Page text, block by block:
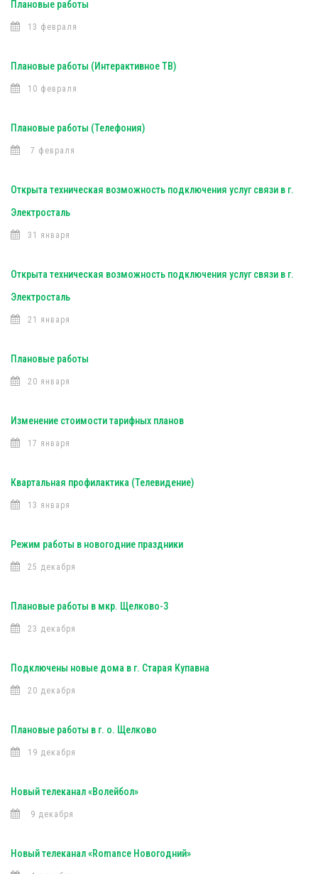
Плановые работы
13 февраля
Плановые работы (Интерактивное ТВ)
10 февраля
Плановые работы (Телефония)
7 февраля
Открыта техническая возможность подключения услуг связи в г.
Электросталь
31 января
Открыта техническая возможность подключения услуг связи в г.
Электросталь
21 января
Плановые работы
20 января
Изменение стоимости тарифных планов
17 января
Квартальная профилактика (Телевидение)
13 января
Режим работы в новогодние праздники
25 декабря
Плановые работы в мкр. Щелково-3
23 декабря
Подключены новые дома в г. Старая Купавна
20 декабря
Плановые работы в г. о. Щелково
19 декабря
Новый телеканал «Волейбол»
9 декабря
Новый телеканал «Romance Новогодний»